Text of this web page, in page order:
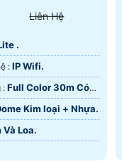
Liên Hệ
.
⚛️ Trang Bị Công Nghệ : IP Wifi.
🌔 Khi xem thiếu sáng : Full Color 30m Có
Kim loại + Nhựa.
Và Loa.